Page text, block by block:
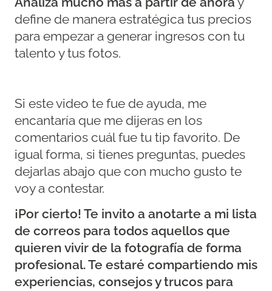
define de manera estratégica tus precios
para empezar a generar ingresos con tu
talento y tus fotos.
Si este video te fue de ayuda, me
encantaría que me dijeras en los
comentarios cuál fue tu tip favorito. De
igual forma, si tienes preguntas, puedes
dejarlas abajo que con mucho gusto te
voy a contestar.
¡Por cierto! Te invito a anotarte a mi lista
de correos para todos aquellos que
quieren vivir de la fotografía de forma
profesional. Te estaré compartiendo mis
experiencias, consejos y trucos para